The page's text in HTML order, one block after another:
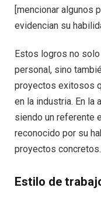
[mencionar algunos
evidencian su
Estos logros no
personal, sino
proyectos exitosos
en la industria. En la
siendo un referente
reconocido por su
proyectos concretos.
Estilo de